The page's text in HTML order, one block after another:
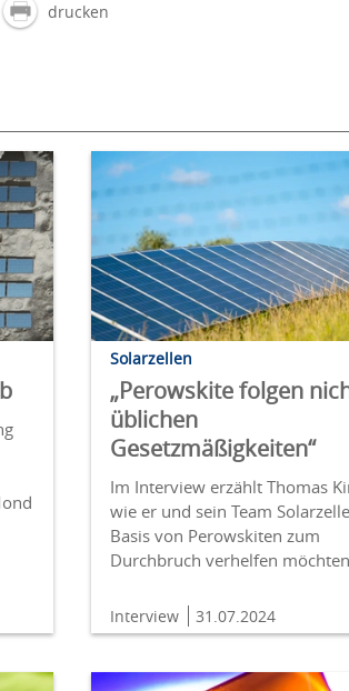
drucken
Solarzellen
„Perowskite folgen
üblichen
Gesetzmäßigkeiten“
Im Interview erzählt Thomas
wie er und sein Team
Basis von Perowskiten zum
Durchbruch verhelfen möchten.
Interview 31.07.2024